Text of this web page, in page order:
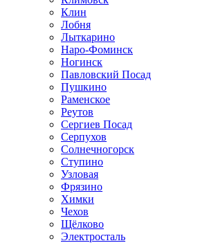
Клин
Лобня
Лыткарино
Наро-Фоминск
Ногинск
Павловский Посад
Пушкино
Раменское
Реутов
Сергиев Посад
Серпухов
Солнечногорск
Ступино
Узловая
Фрязино
Химки
Чехов
Щёлково
Электросталь